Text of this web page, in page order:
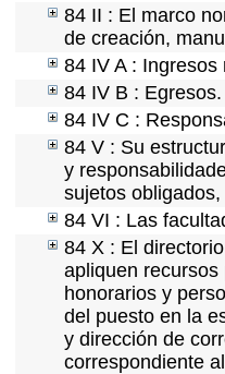
84 II : El marco
de creación,
84 IV A :
84 IV B : Egresos.
84 IV C :
84 V : Su
y
sujetos
84 VI : Las
84 X : El
apliquen
honorarios y
del puesto en la
y dirección de
correspondiente